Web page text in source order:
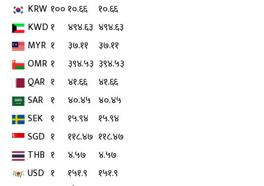
KRW १००१०.६६
१०.६६
KWD१ ४९४.६३ ४९४.६३
MYR १ ३७.११
३७.११
OMR १ ३९४.५३ ३९४.५३
QAR १ ४१.६६
४१.६६
SAR १ ४०.४५ ४०.४५
SEK १ १५.९४
१५.९४
SGD १ ११८.४७ ११८.४७
THB १ ४.५७
४.५७
USD १ १५१.९
१५१.९